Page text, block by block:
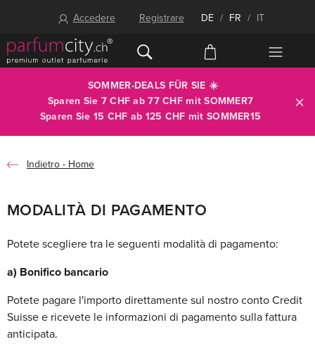
Accedere Registrare DE / FR / IT
SOMMER-DEALS FÜR SIE ☀️
Sparen Sie 7 CHF ab 77 CHF mitSOMMER7
Sparen Sie 15 CHF ab 125 CHF mit SOMMER15
Home
MODALITÀ DI PAGAMENTO
Potete scegliere tra le seguenti modalità di pagamento:
a) Bonifico bancario
Potete pagare l'importo direttamente sul nostro conto Credit
Suisse e ricevete le informazioni di pagamento sulla fattura
anticipata.